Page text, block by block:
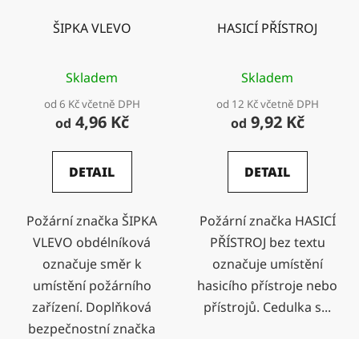
ŠIPKA VLEVO
Skladem
od 6 Kč včetně DPH
od 4,96 Kč
DETAIL
Požární značka ŠIPKA
VLEVO obdélníková
označuje směr k
umístění požárního
zařízení. Doplňková
bezpečnostní značka
HASICÍ PŘÍSTROJ
Skladem
od 12 Kč včetně DPH
od 9,92 Kč
DETAIL
Požární značka HASICÍ
PŘÍSTROJ bez textu
označuje umístění
hasicího přístroje nebo
přístrojů. Cedulka s...